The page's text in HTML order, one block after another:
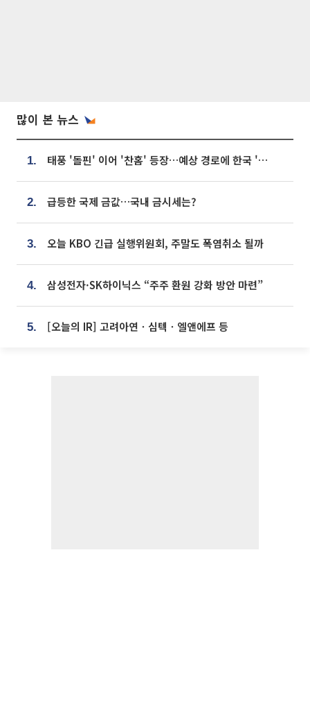
많이 본 뉴스
1. 태풍 '돌핀' 이어 '찬홈' 등장…예상 경로에 한국 '한숨'
2. 급등한 국제 금값…국내 금시세는?
3. 오늘 KBO 긴급 실행위원회, 주말도 폭염취소 될까
4. 삼성전자·SK하이닉스 “주주 환원 강화 방안 마련”
5. [오늘의 IR] 고려아연ㆍ심텍ㆍ엘앤에프 등